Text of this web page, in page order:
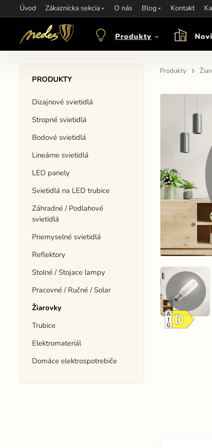
Úvod Zákaznícka sekcia O nás Blog Kontakt
Informácie:info@nedes.sk Kontakt:+421 907 263 473Otváracie
Produkty
PRODUKTY
Dizajnové svietidlá
Stropné svietidlá
Bodové svietidlá
Lineárne svietidlá
LED panely
Svietidlá na LED trubice
Záhradné / Podlahové
svietidlá
Priemyselné svietidlá
Reflektory
Stolné / Stojace lampy
Pracovné / Ručné / Solar
Žiarovky
Trubice
Elektromateriál
Domáce elektrospotrebiče
Produkty